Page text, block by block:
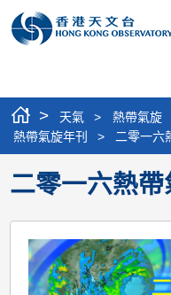
> 天氣 > 熱帶氣旋
熱帶氣旋年刊
> 二零一六
二零一六熱帶